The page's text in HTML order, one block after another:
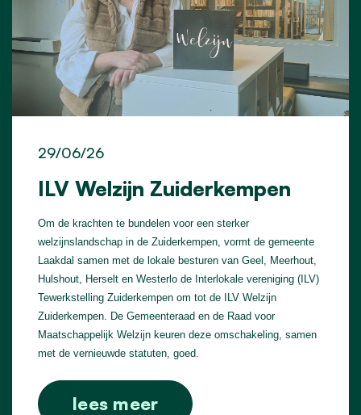
ILV Welzijn Zuiderkempen
29/06/26
Om de krachten te bundelen voor een sterker
welzijnslandschap in de Zuiderkempen, vormt de gemeente
Laakdal samen met de lokale besturen van Geel, Meerhout,
Hulshout, Herselt en Westerlo de Interlokale vereniging (ILV)
Tewerkstelling Zuiderkempen om tot de ILV Welzijn
Zuiderkempen. De Gemeenteraad en de Raad voor
Maatschappelijk Welzijn keuren deze omschakeling, samen
met de vernieuwde statuten, goed.
lees meer